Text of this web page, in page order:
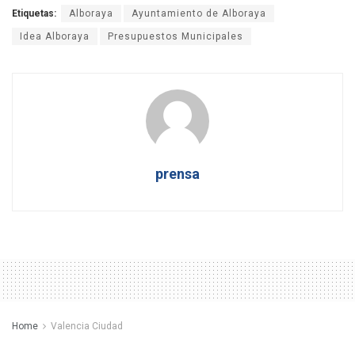
Etiquetas: Alboraya Ayuntamiento de Alboraya
Idea Alboraya Presupuestos Municipales
prensa
Home Valencia Ciudad